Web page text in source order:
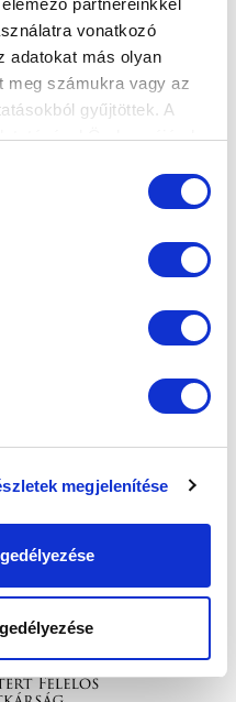
vonatkozó
adatokat más olyan
meg számukra vagy az
gyűjtöttek. A
Ön hozzájárul a
megjelenítése
tájékoztatót!